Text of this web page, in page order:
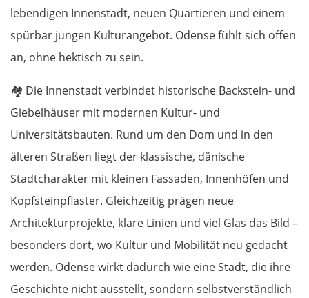
lebendigen Innenstadt, neuen Quartieren und einem
spürbar jungen Kulturangebot. Odense fühlt sich offen
an, ohne hektisch zu sein.
🏘️ Die Innenstadt verbindet historische Backstein- und
Giebelhäuser mit modernen Kultur- und
Universitätsbauten. Rund um den Dom und in den
älteren Straßen liegt der klassische, dänische
Stadtcharakter mit kleinen Fassaden, Innenhöfen und
Kopfsteinpflaster. Gleichzeitig prägen neue
Architekturprojekte, klare Linien und viel Glas das Bild –
besonders dort, wo Kultur und Mobilität neu gedacht
werden. Odense wirkt dadurch wie eine Stadt, die ihre
Geschichte nicht ausstellt, sondern selbstverständlich